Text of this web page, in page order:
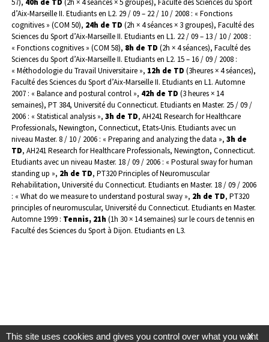
d’Aix-Marseille II. Etudiants en L2. 29 / 09 – 22 / 10 / 2008 : « Fonctions
cognitives » (COM 50), 24h de TD (2h × 4 séances × 3 groupes), Faculté des
Sciences du Sport d’Aix-Marseille II. Etudiants en L1. 22 / 09 – 13 / 10 / 2008 :
« Fonctions cognitives » (COM 58), 8h de TD (2h × 4 séances), Faculté des
Sciences du Sport d’Aix-Marseille II. Etudiants en L2. 15 – 16 / 09 / 2008 :
« Méthodologie du Travail Universitaire », 12h de TD (3heures × 4 séances),
Faculté des Sciences du Sport d’Aix-Marseille II. Etudiants en L1. Automne
2007 : « Balance and postural control », 42h de TD (3 heures × 14
semaines), PT 384, Université du Connecticut. Etudiants en Master. 25 / 09 /
2006 : « Statistical analysis », 3h de TD, AH241 Research for Healthcare
Professionals, Newington, Connecticut, Etats-Unis. Etudiants avec un
niveau Master. 8 / 10 / 2006 : « Preparing and analyzing the data », 3h de
TD, AH241 Research for Healthcare Professionals, Newington, Connecticut.
Etudiants avec un niveau Master. 18 / 09 / 2006 : « Postural sway for human
standing up », 2h de TD, PT320 Principles of Neuromuscular
Rehabilitation, Université du Connecticut. Etudiants en Master. 18 / 09 / 2006
: « What do we measure to understand postural sway », 2h de TD, PT320
principles of neuromuscular, Université du Connecticut. Etudiants en Master.
Automne 1999 : Tennis, 21h (1h 30 × 14 semaines) sur le cours de tennis en
Faculté des Sciences du Sport à Dijon. Etudiants en L3.
X
This site uses cookies and gives you control over what you want